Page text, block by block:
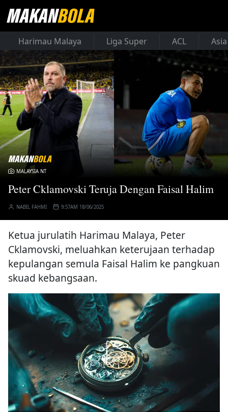
Harimau Malaya Liga Super ACL
MALAYSIA NT
Peter Cklamovski Teruja Dengan Faisal Halim
NABIL FAHMI 9:57AM 18/06/2025
Ketua jurulatih Harimau Malaya, Peter
Cklamovski, meluahkan keterujaan terhadap
kepulangan semula Faisal Halim ke pangkuan
skuad kebangsaan.